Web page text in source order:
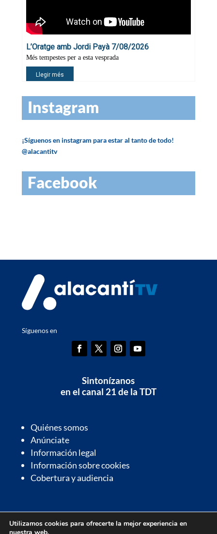
Instagram
¡Síguenos en instagram para estar al tanto de todo!
@alacantitv
Facebook
Síguenos en
Sintonízanos
en el canal 21 de la TDT
Quiénes somos
Anúnciate
Información legal
Información sobre cookies
Cobertura y audiencia
Información de interés
Contactos de interés
Utilizamos cookies para ofrecerte la mejor experiencia en